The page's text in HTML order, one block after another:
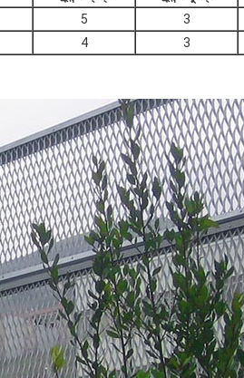
5 3
4 3